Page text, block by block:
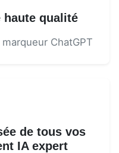
haute qualité
ChatGPT
de tous vos
IA expert